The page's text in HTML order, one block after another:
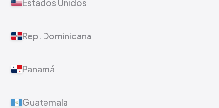
Estados Unidos
Rep. Dominicana
Panamá
Guatemala